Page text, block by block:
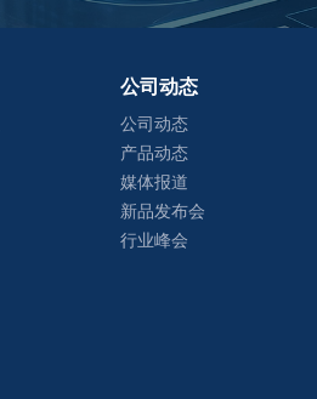
公司动态
公司动态
产品动态
媒体报道
新品发布会
行业峰会